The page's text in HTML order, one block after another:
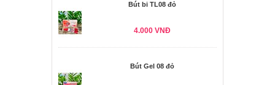
Bút bi TL08 đỏ
4.000 VNĐ
Bút Gel 08 đỏ